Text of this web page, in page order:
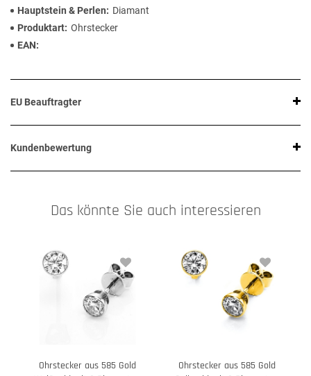
Hauptstein & Perlen
Diamant
Produktart Ohrstecker
EAN
EU Beauftragter
Kundenbewertung
Das könnte Sie auch interessieren
Ohrstecker aus 585 Gold
Ohrstecker aus 585 Gold